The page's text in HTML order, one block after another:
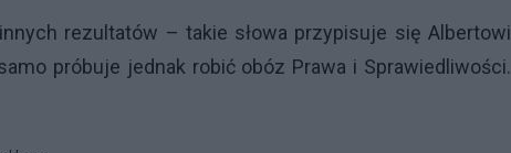
rezultatów – takie słowa przypisuje się Albertowi
próbuje jednak robić obóz Prawa i Sprawiedliwości.